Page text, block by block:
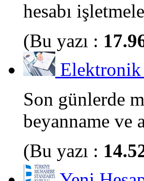
hesabı
(Bu yazı :
Elektronik
Son günlerde
beyanname ve
(Bu yazı :